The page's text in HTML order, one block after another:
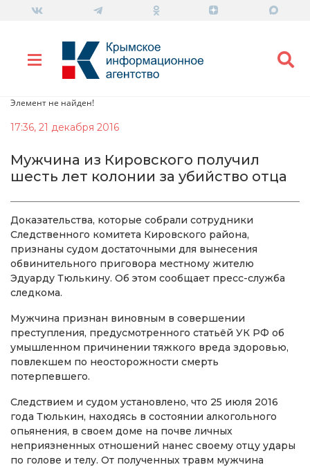
Элемент не найден!
17:36, 21 декабря 2016
Мужчина из Кировского получил
шесть лет колонии за убийство отца
Доказательства, которые собрали сотрудники
Следственного комитета Кировского района,
признаны судом достаточными для вынесения
обвинительного приговора местному жителю
Эдуарду Тюлькину. Об этом сообщает пресс-служба
следкома.
Мужчина признан виновным в совершении
преступления, предусмотренного статьёй УК РФ об
умышленном причинении тяжкого вреда здоровью,
повлекшем по неосторожности смерть
потерпевшего.
Следствием и судом установлено, что 25 июля 2016
года Тюлькин, находясь в состоянии алкогольного
опьянения, в своем доме на почве личных
неприязненных отношений нанес своему отцу удары
по голове и телу. От полученных травм мужчина